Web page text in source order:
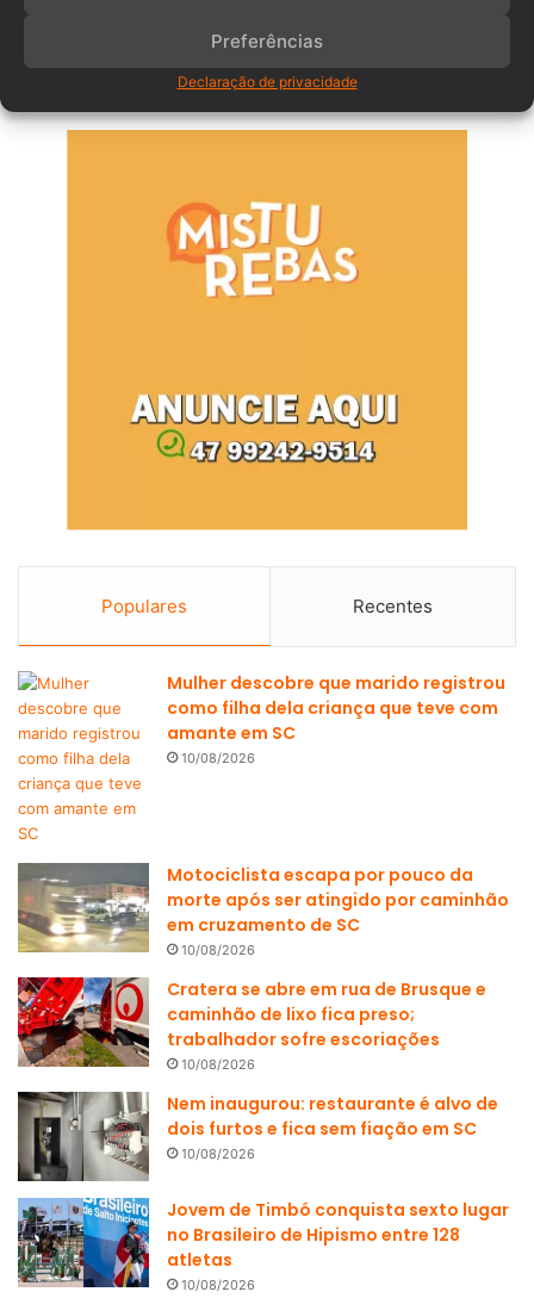
Preferências
Declaração de privacidade
Anuncia – Lateral
Populares Recentes
Mulher descobre que marido registrou
como filha dela criança que teve com
amante em SC
10/08/2026
Motociclista escapa por pouco da
morte após ser atingido por caminhão
em cruzamento de SC
10/08/2026
Cratera se abre em rua de Brusque e
caminhão de lixo fica preso;
trabalhador sofre escoriações
10/08/2026
Nem inaugurou: restaurante é alvo de
dois furtos e fica sem fiação em SC
10/08/2026
Jovem de Timbó conquista sexto lugar
no Brasileiro de Hipismo entre 128
atletas
10/08/2026